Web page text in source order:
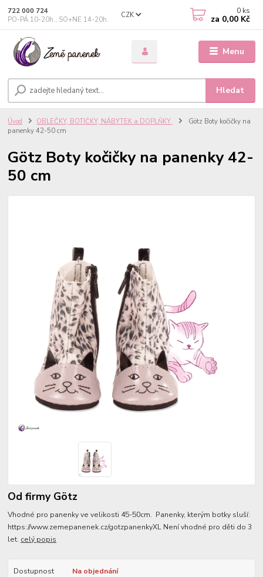
Menu
CZK
Hledat
722 000 724
PO-PÁ 10-20h., SO+NE 14-20h.
0 ks
za 0,00 Kč
Úvod OBLEČKY, BOTIČKY, NÁBYTEK a DOPLŇKY
Götz Boty kočičky na
panenky 42-50 cm
Götz Boty kočičky na panenky 42-
50 cm
Od firmy Götz
Vhodné pro panenky ve velikosti 45-50cm. Panenky, kterým botky sluší:
https://www.zemepanenek.cz/gotzpanenkyXL Není vhodné pro děti do 3
let. celý popis
Dostupnost Na objednání